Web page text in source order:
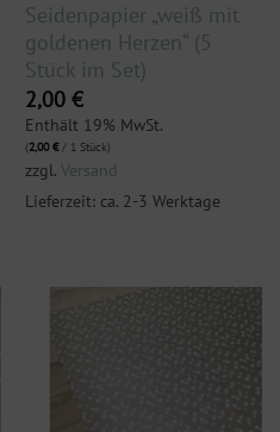
Seidenpapier „weiß mit
goldenen Herzen“ (5
Stück im Set)
2,00 €
Enthält 19% MwSt.
(2,00€/ 1 Stück)
zzgl. Versand
Lieferzeit: ca. 2-3 Werktage